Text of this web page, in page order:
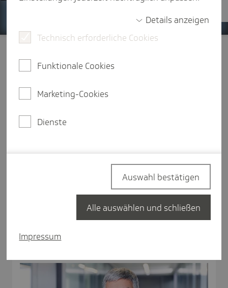
sollten.
"Der Bund ist im Wollen. Wir sind am Machen."
Stolz über die anstehende Novellierung des Hessischen
Rettungsdienstgesetzes.
Details anzeigen
Technisch erforderliche Cookies
Funktionale Cookies
Marketing-Cookies
Dienste
Impressum
Auswahl bestätigen
Alle auswählen und schließen